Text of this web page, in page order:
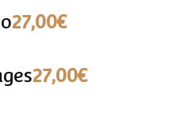
27,00€
27,00€